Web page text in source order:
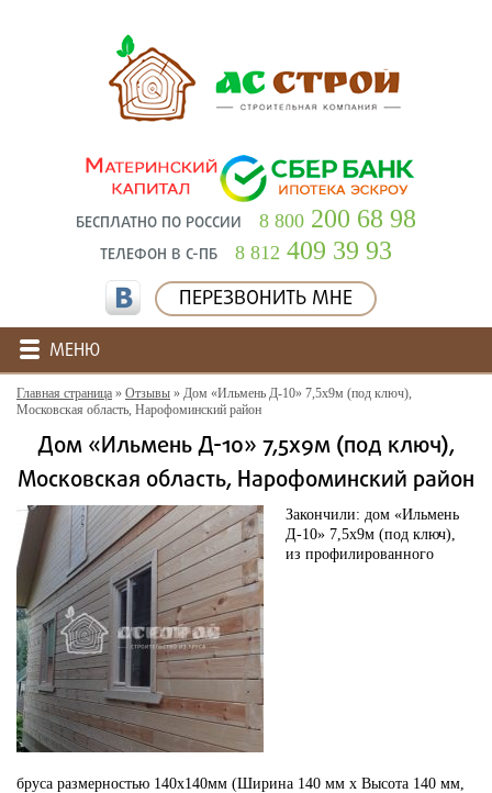
БЕСПЛАТНО ПО РОССИИ 8 800 200 68 98
ТЕЛЕФОН В С-ПБ 8 812 409 39 93
ПЕРЕЗВОНИТЬ МНЕ
МЕНЮ
Главная страница » Отзывы » Дом «Ильмень Д-10» 7,5х9м (под ключ),
Московская область, Нарофоминский район
Дом «Ильмень Д-10» 7,5х9м (под ключ),
Московская область, Нарофоминский район
Закончили: дом «Ильмень
Д-10» 7,5х9м (под ключ),
из профилированного
бруса размерностью 140х140мм (Ширина 140 мм х Высота 140 мм,